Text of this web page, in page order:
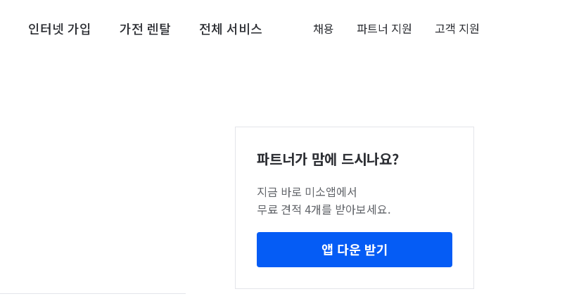
인터넷 가입 가전 렌탈 전체 서비스 채용 파트너 지원 고객 지원
파트너가 맘에 드시나요?
지금 바로 미소앱에서
무료 견적 4개를 받아보세요.
앱 다운 받기